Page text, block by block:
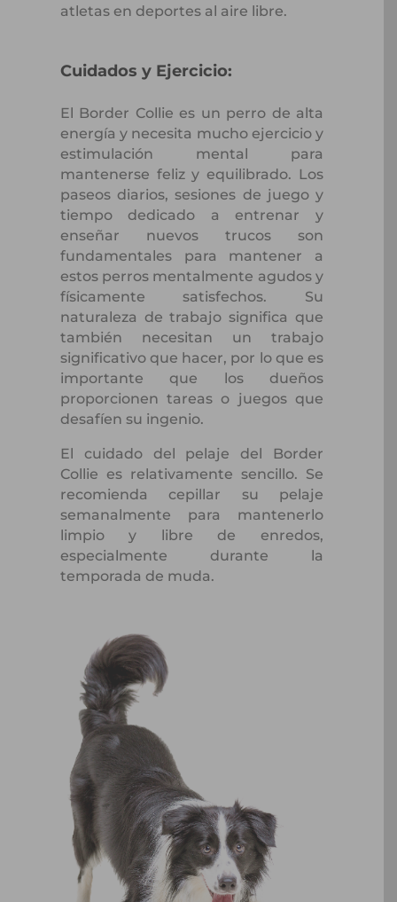
atletas en deportes al aire libre.
Cuidados y Ejercicio:
El Border Collie es un perro de alta
energía y necesita mucho ejercicio y
estimulación mental para
mantenerse feliz y equilibrado. Los
paseos diarios, sesiones de juego y
tiempo dedicado a entrenar y
enseñar nuevos trucos son
fundamentales para mantener a
estos perros mentalmente agudos y
físicamente satisfechos. Su
naturaleza de trabajo significa que
también necesitan un trabajo
significativo que hacer, por lo que es
importante que los dueños
proporcionen tareas o juegos que
desafíen su ingenio.
El cuidado del pelaje del Border
Collie es relativamente sencillo. Se
recomienda cepillar su pelaje
semanalmente para mantenerlo
limpio y libre de enredos,
especialmente durante la
temporada de muda.